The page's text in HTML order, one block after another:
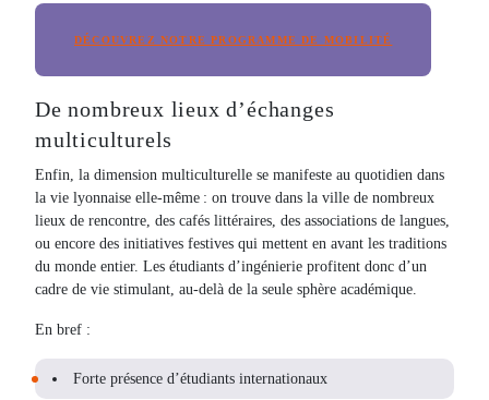
DÉCOUVREZ NOTRE PROGRAMME DE MOBILITÉ
De nombreux lieux d’échanges
multiculturels
Enfin, la dimension multiculturelle se manifeste au quotidien dans
la vie lyonnaise elle-même : on trouve dans la ville de nombreux
lieux de rencontre, des cafés littéraires, des associations de langues,
ou encore des initiatives festives qui mettent en avant les traditions
du monde entier. Les étudiants d’ingénierie profitent donc d’un
cadre de vie stimulant, au-delà de la seule sphère académique.
En bref :
Forte présence d’étudiants internationaux